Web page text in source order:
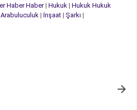
Haber Haber| Hukuk | Hukuk Hukuk
Arabuluculuk | İnşaat | Şarkı |
